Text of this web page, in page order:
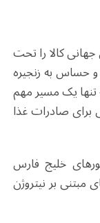
کالا را تحت
و حساس به زنجیره
تنها یک مسیر مهم
برای صادرات غذا
خلیج فارس
بر نیتروژن